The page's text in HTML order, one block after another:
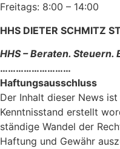
Freitags: 8:00 – 14:00
HHS DIETER SCHMITZ
HHS – Beraten. Steuern.
………………………
Haftungsausschluss
Der Inhalt dieser News
Kenntnisstand erstellt
ständige Wandel der
Haftung und Gewähr